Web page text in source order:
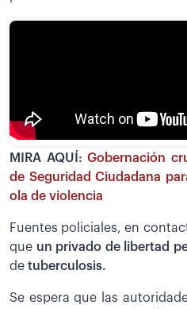
MIRA AQUÍ:Gobernación
de Seguridad Ciudadana
ola de violencia
Fuentes policiales, en
que un privado de libertad
de tuberculosis.
Se espera que las